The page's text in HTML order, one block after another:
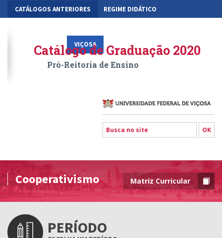
CATÁLOGOS ANTERIORES REGIME DIDÁTICO
VIÇOSA RIO PARANAÍBA FLORESTAL
Catálogo de Graduação 2020
Pró-Reitoria de Ensino
Cooperativismo Matriz Curricular
PERÍODO